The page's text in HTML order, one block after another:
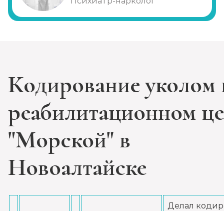
от 3 500 ₽/сутки
Лечение похмелья
от 1 500 ₽
Экстренное вытрезвление
от 2 000 ₽
Прокапаться от алкоголя
Кодирование уколом
реабилитационном
"Морской" в
Новоалтайске
Делал